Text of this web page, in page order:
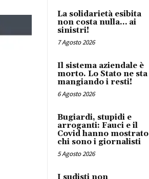
La solidarietà esibita
non costa nulla… ai
sinistri!
7 Agosto 2026
Il sistema aziendale è
morto. Lo Stato ne sta
mangiando i resti!
6 Agosto 2026
Bugiardi, stupidi e
arroganti: Fauci e il
Covid hanno mostrato
chi sono i giornalisti
5 Agosto 2026